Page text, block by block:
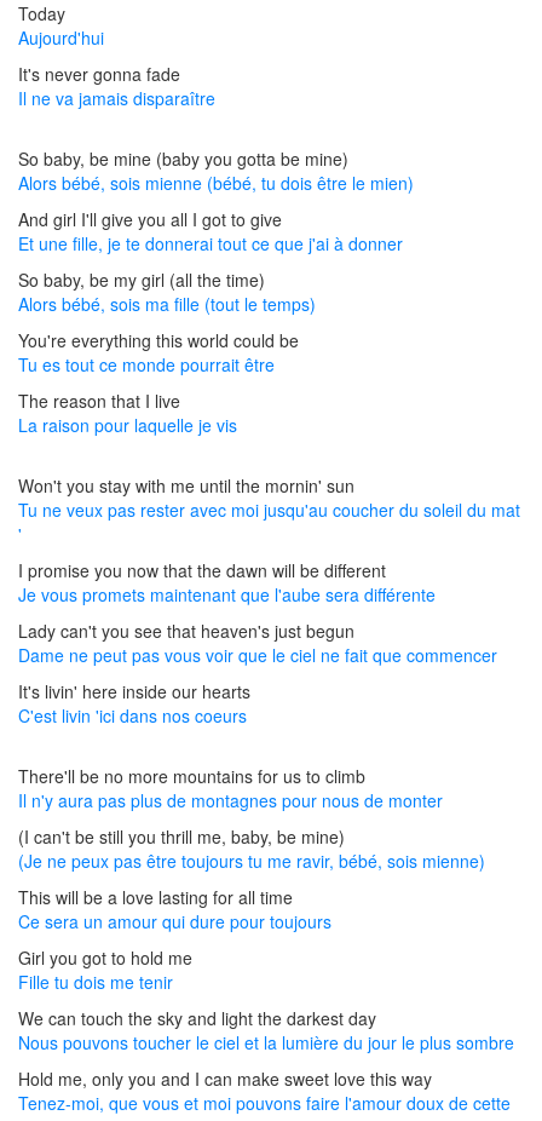
Today
Aujourd'hui
It's never gonna fade
Il ne va jamais disparaître
So baby, be mine (baby you gotta be mine)
Alors bébé, sois mienne (bébé, tu dois être le mien)
And girl I'll give you all I got to give
Et une fille, je te donnerai tout ce que j'ai à donner
So baby, be my girl (all the time)
Alors bébé, sois ma fille (tout le temps)
You're everything this world could be
Tu es tout ce monde pourrait être
The reason that I live
La raison pour laquelle je vis
Won't you stay with me until the mornin' sun
Tu ne veux pas rester avec moi jusqu'au coucher du soleil du mat
'
I promise you now that the dawn will be different
Je vous promets maintenant que l'aube sera différente
Lady can't you see that heaven's just begun
Dame ne peut pas vous voir que le ciel ne fait que commencer
It's livin' here inside our hearts
C'est livin 'ici dans nos coeurs
There'll be no more mountains for us to climb
Il n'y aura pas plus de montagnes pour nous de monter
(I can't be still you thrill me, baby, be mine)
(Je ne peux pas être toujours tu me ravir, bébé, sois mienne)
This will be a love lasting for all time
Ce sera un amour qui dure pour toujours
Girl you got to hold me
Fille tu dois me tenir
We can touch the sky and light the darkest day
Nous pouvons toucher le ciel et la lumière du jour le plus sombre
Hold me, only you and I can make sweet love this way
Tenez-moi, que vous et moi pouvons faire l'amour doux de cette